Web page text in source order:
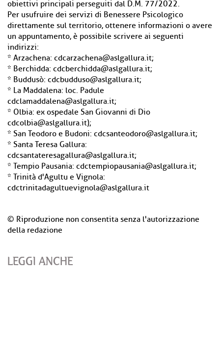
obiettivi principali perseguiti dal D.M. 77/2022.
Per usufruire dei servizi di Benessere Psicologico
direttamente sul territorio, ottenere informazioni o avere
un appuntamento, è possibile scrivere ai seguenti
indirizzi:
* Arzachena: cdcarzachena@aslgallura.it;
* Berchidda: cdcberchidda@aslgallura.it;
* Buddusò: cdcbudduso@aslgallura.it;
* La Maddalena: loc. Padule
cdclamaddalena@aslgallura.it;
* Olbia: ex ospedale San Giovanni di Dio
cdcolbia@aslgallura.it);
* San Teodoro e Budoni: cdcsanteodoro@aslgallura.it;
* Santa Teresa Gallura:
cdcsantateresagallura@aslgallura.it;
* Tempio Pausania: cdctempiopausania@aslgallura.it;
* Trinità d'Agultu e Vignola:
cdctrinitadagultuevignola@aslgallura.it
© Riproduzione non consentita senza l'autorizzazione
della redazione
LEGGI ANCHE